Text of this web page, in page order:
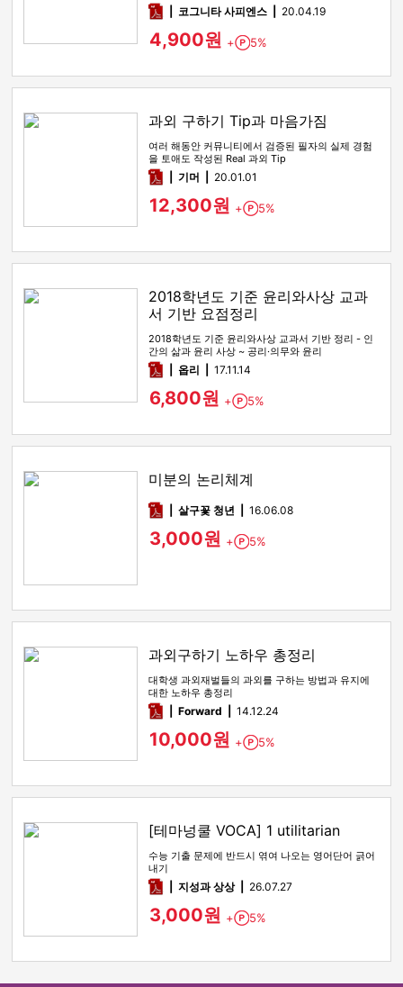
pdf코그니타 사피엔스 20.04.19
4,900원 + Point
5%
과외 구하기 Tip과 마음가짐
여러 해동안 커뮤니티에서 검증된 필자의 실제 경험
을 토애도 작성된 Real 과외 Tip
pdf기머 20.01.01
12,300원 + Point
5%
2018학년도 기준 윤리와사상 교과
서 기반 요점정리
2018학년도 기준 윤리와사상 교과서 기반 정리 - 인
간의 삶과 윤리 사상 ~ 공리·의무와 윤리
pdf옵리 17.11.14
6,800원 + Point
5%
미분의 논리체계
pdf살구꽃 청년 16.06.08
3,000원 + Point
5%
과외구하기 노하우 총정리
대학생 과외재벌들의 과외를 구하는 방법과 유지에
대한 노하우 총정리
pdfForward 14.12.24
10,000원 + Point
5%
[테마넝쿨 VOCA] 1 utilitarian
수능 기출 문제에 반드시 엮여 나오는 영어단어 긁어
내기
pdf지성과 상상 26.07.27
3,000원 + Point
5%